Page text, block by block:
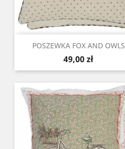
POSZEWKA FOX AND OWLS
Cena
49,00 zł